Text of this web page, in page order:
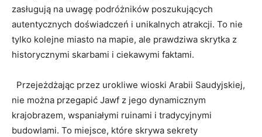
zasługują na uwagę ⁢podróżników poszukujących
autentycznych doświadczeń i unikalnych⁢ atrakcji.⁣ To nie‌
tylko kolejne miasto na​ mapie, ale prawdziwa skrytka z
historycznymi skarbami ⁢i ciekawymi⁢ faktami.
⁢ ‍ Przejeżdżając przez urokliwe wioski Arabii Saudyjskiej,
nie można przegapić Jawf z jego dynamicznym
krajobrazem,‌ wspaniałymi ruinami i tradycyjnymi
budowlami. To miejsce, które skrywa sekrety